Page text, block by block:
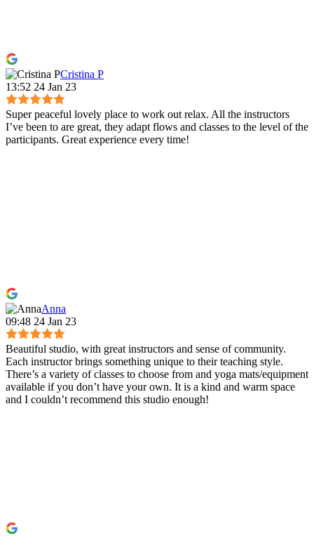
Cristina P
13:52 24 Jan 23
Super peaceful lovely place to work out relax. All the instructors
I’ve been to are great, they adapt flows and classes to the level of the
participants. Great experience every time!
Anna
09:48 24 Jan 23
Beautiful studio, with great instructors and sense of community.
Each instructor brings something unique to their teaching style.
There’s a variety of classes to choose from and yoga mats/equipment
available if you don’t have your own. It is a kind and warm space
and I couldn’t recommend this studio enough!